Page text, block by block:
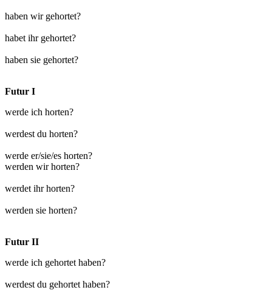
haben wir gehortet?
habet ihr gehortet?
haben sie gehortet?
Futur I
werde ich horten?
werdest du horten?
werde er/sie/es horten?
werden wir horten?
werdet ihr horten?
werden sie horten?
Futur II
werde ich gehortet haben?
werdest du gehortet haben?